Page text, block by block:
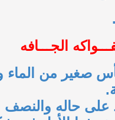
الجـــافه
صغير من الماء
على حاله